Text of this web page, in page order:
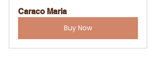
Caraco Maria
Buy Now